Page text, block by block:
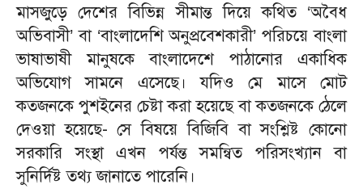
মাসজুড়ে দেশের বিভিন্ন সীমান্ত দিয়ে কথিত ‘অবৈধ
অভিবাসী’ বা ‘বাংলাদেশি অনুপ্রবেশকারী’ পরিচয়ে বাংলা
ভাষাভাষী মানুষকে বাংলাদেশে পাঠানোর একাধিক
অভিযোগ সামনে এসেছে। যদিও মে মাসে মোট
কতজনকে পুশইনের চেষ্টা করা হয়েছে বা কতজনকে ঠেলে
দেওয়া হয়েছে- সে বিষয়ে বিজিবি বা সংশ্লিষ্ট কোনো
সরকারি সংস্থা এখন পর্যন্ত সমন্বিত পরিসংখ্যান বা
সুনির্দিষ্ট তথ্য জানাতে পারেনি।